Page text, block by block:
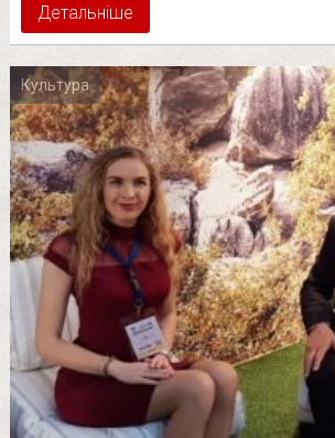
Детальніше
Культура